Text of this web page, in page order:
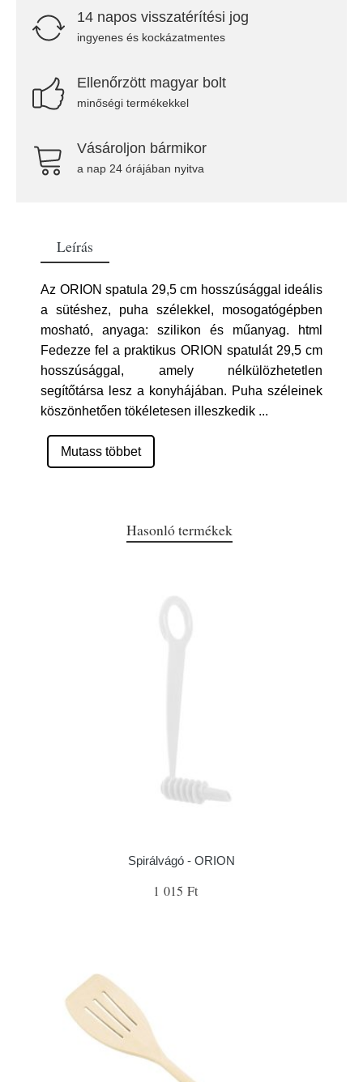
14 napos visszatérítési jog
ingyenes és kockázatmentes
Ellenőrzött magyar bolt
minőségi termékekkel
Vásároljon bármikor
a nap 24 órájában nyitva
Leírás
Az ORION spatula 29,5 cm hosszúsággal ideális
a sütéshez, puha szélekkel, mosogatógépben
mosható, anyaga: szilikon és műanyag. html
Fedezze fel a praktikus ORION spatulát 29,5 cm
hosszúsággal, amely nélkülözhetetlen
segítőtársa lesz a konyhájában. Puha széleinek
köszönhetően tökéletesen illeszkedik ...
Mutass többet
Hasonló termékek
Spirálvágó - ORION
1 015 Ft